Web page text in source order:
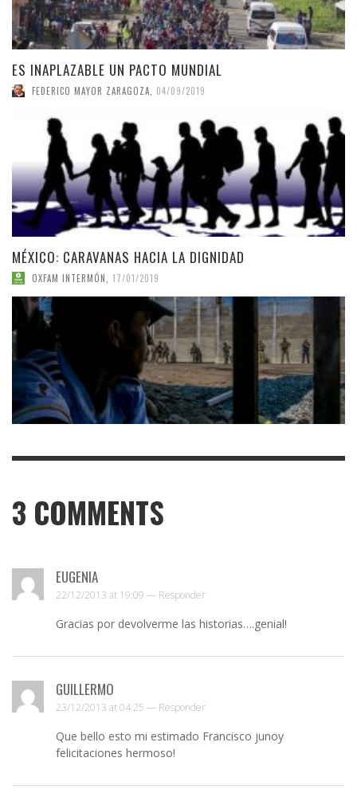
ES INAPLAZABLE UN PACTO MUNDIAL
FEDERICO MAYOR ZARAGOZA 04/09/2019
MÉXICO: CARAVANAS HACIA LA DIGNIDAD
OXFAM INTERMÓN 17/01/2019
3 COMMENTS
EUGENIA
22/12/2013 at 19:09 — Responder
Gracias por devolverme las historias….genial!
GUILLERMO
23/12/2013 at 04:25 — Responder
Que bello esto mi estimado Francisco junoy
felicitaciones hermoso!